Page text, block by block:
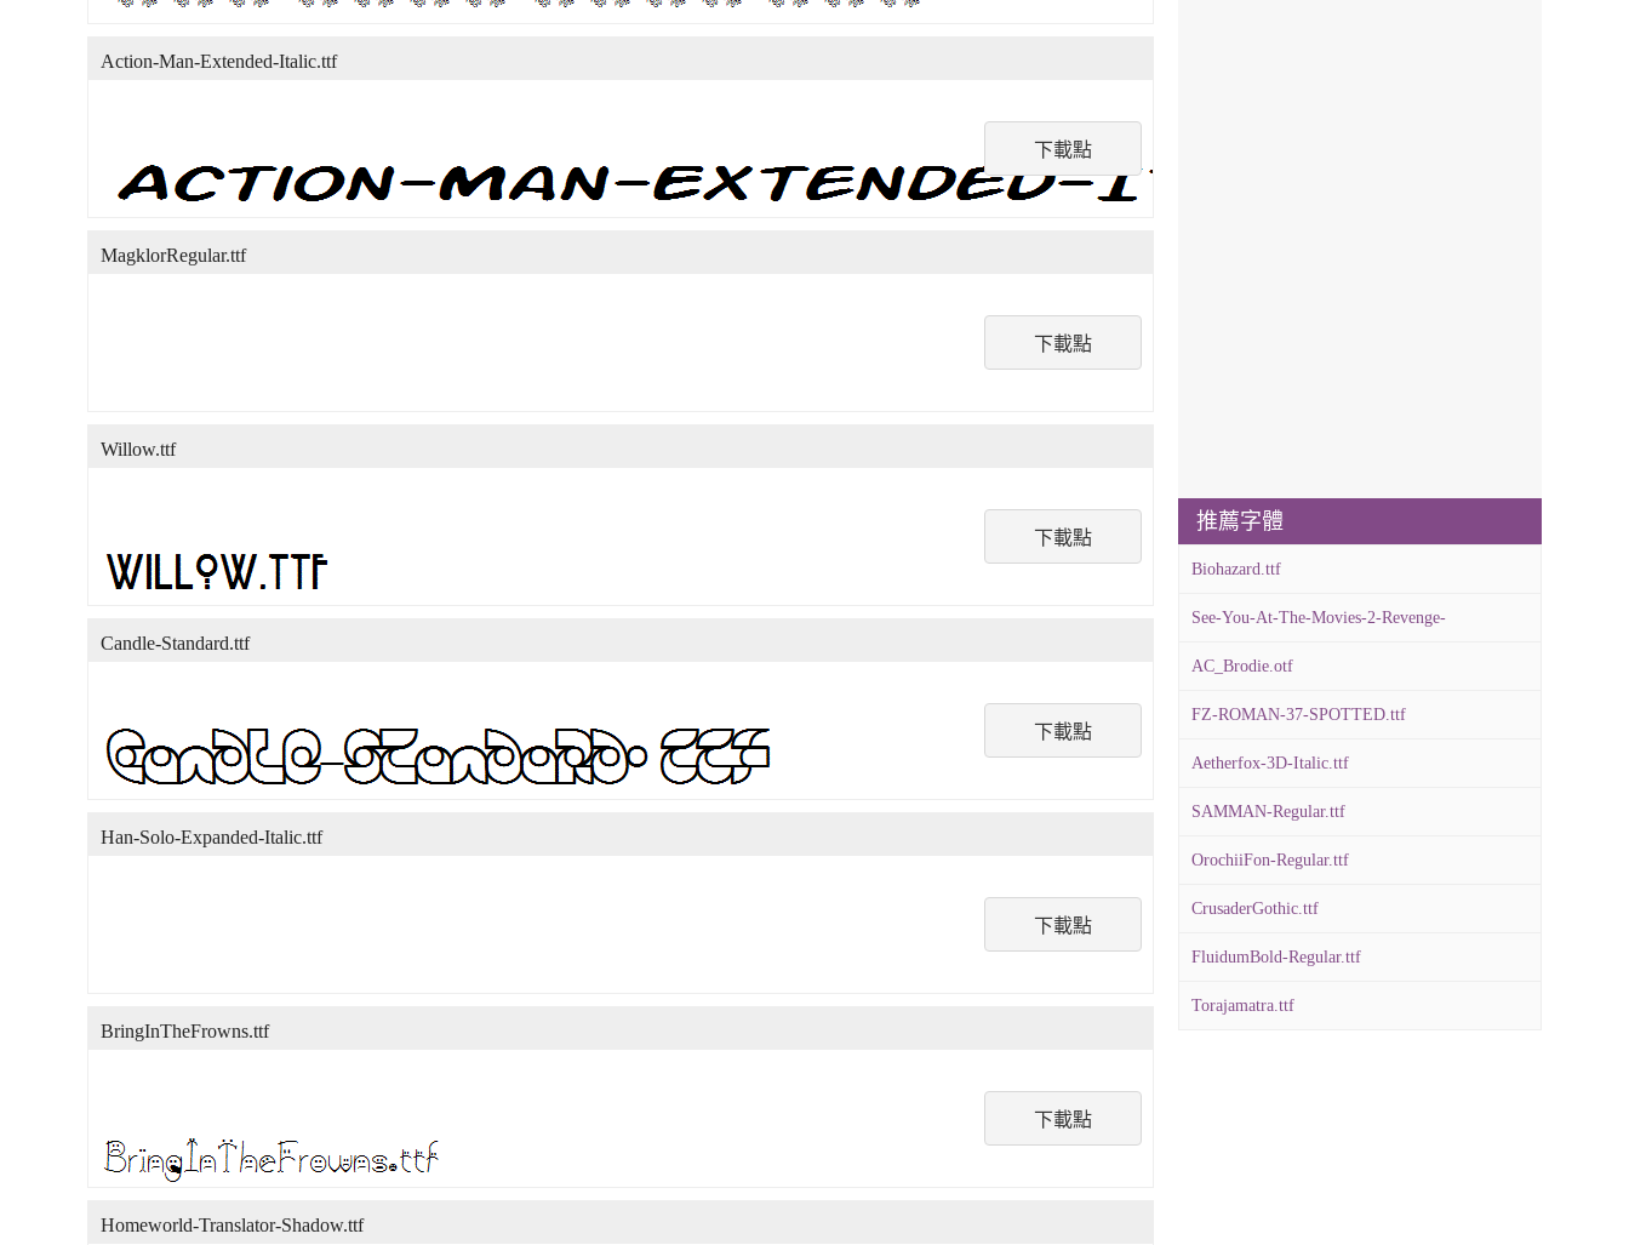
下載點
Action-Man-Extended-Italic.ttf
下載點
MagklorRegular.ttf
下載點
Willow.ttf
下載點
Candle-Standard.ttf
下載點
Han-Solo-Expanded-Italic.ttf
下載點
BringInTheFrowns.ttf
Homeworld-Translator-Shadow.ttf
推薦字體
Biohazard.ttf
See-You-At-The-Movies-2-Revenge-
Retribution.otf
AC_Brodie.otf
FZ-ROMAN-37-SPOTTED.ttf
Aetherfox-3D-Italic.ttf
SAMMAN-Regular.ttf
OrochiiFon-Regular.ttf
CrusaderGothic.ttf
FluidumBold-Regular.ttf
Torajamatra.ttf